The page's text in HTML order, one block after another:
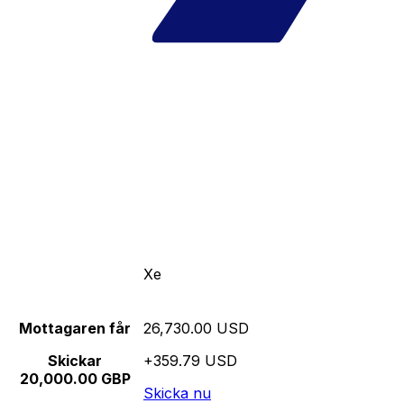
Xe
Mottagaren får
Skickar
20,000.00 GBP
26,730.00 USD
+359.79 USD
Skicka nu